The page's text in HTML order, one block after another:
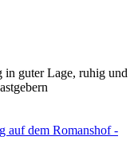
in guter Lage, ruhig und
auf dem Romanshof -